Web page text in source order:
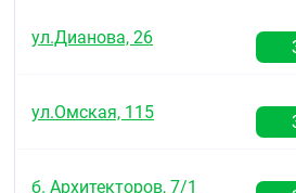
Хранить в сухом, недоступном
комнатной температуре не
3 года.
Не применять по истечении
ул.Дианова, 26
ул.Омская, 115
б. Архитекторов, 7/1